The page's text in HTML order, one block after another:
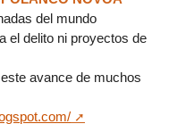
del mundo
el delito ni proyectos de
avance de muchos